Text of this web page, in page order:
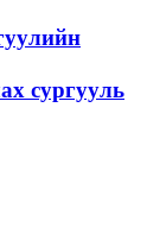
сургууль